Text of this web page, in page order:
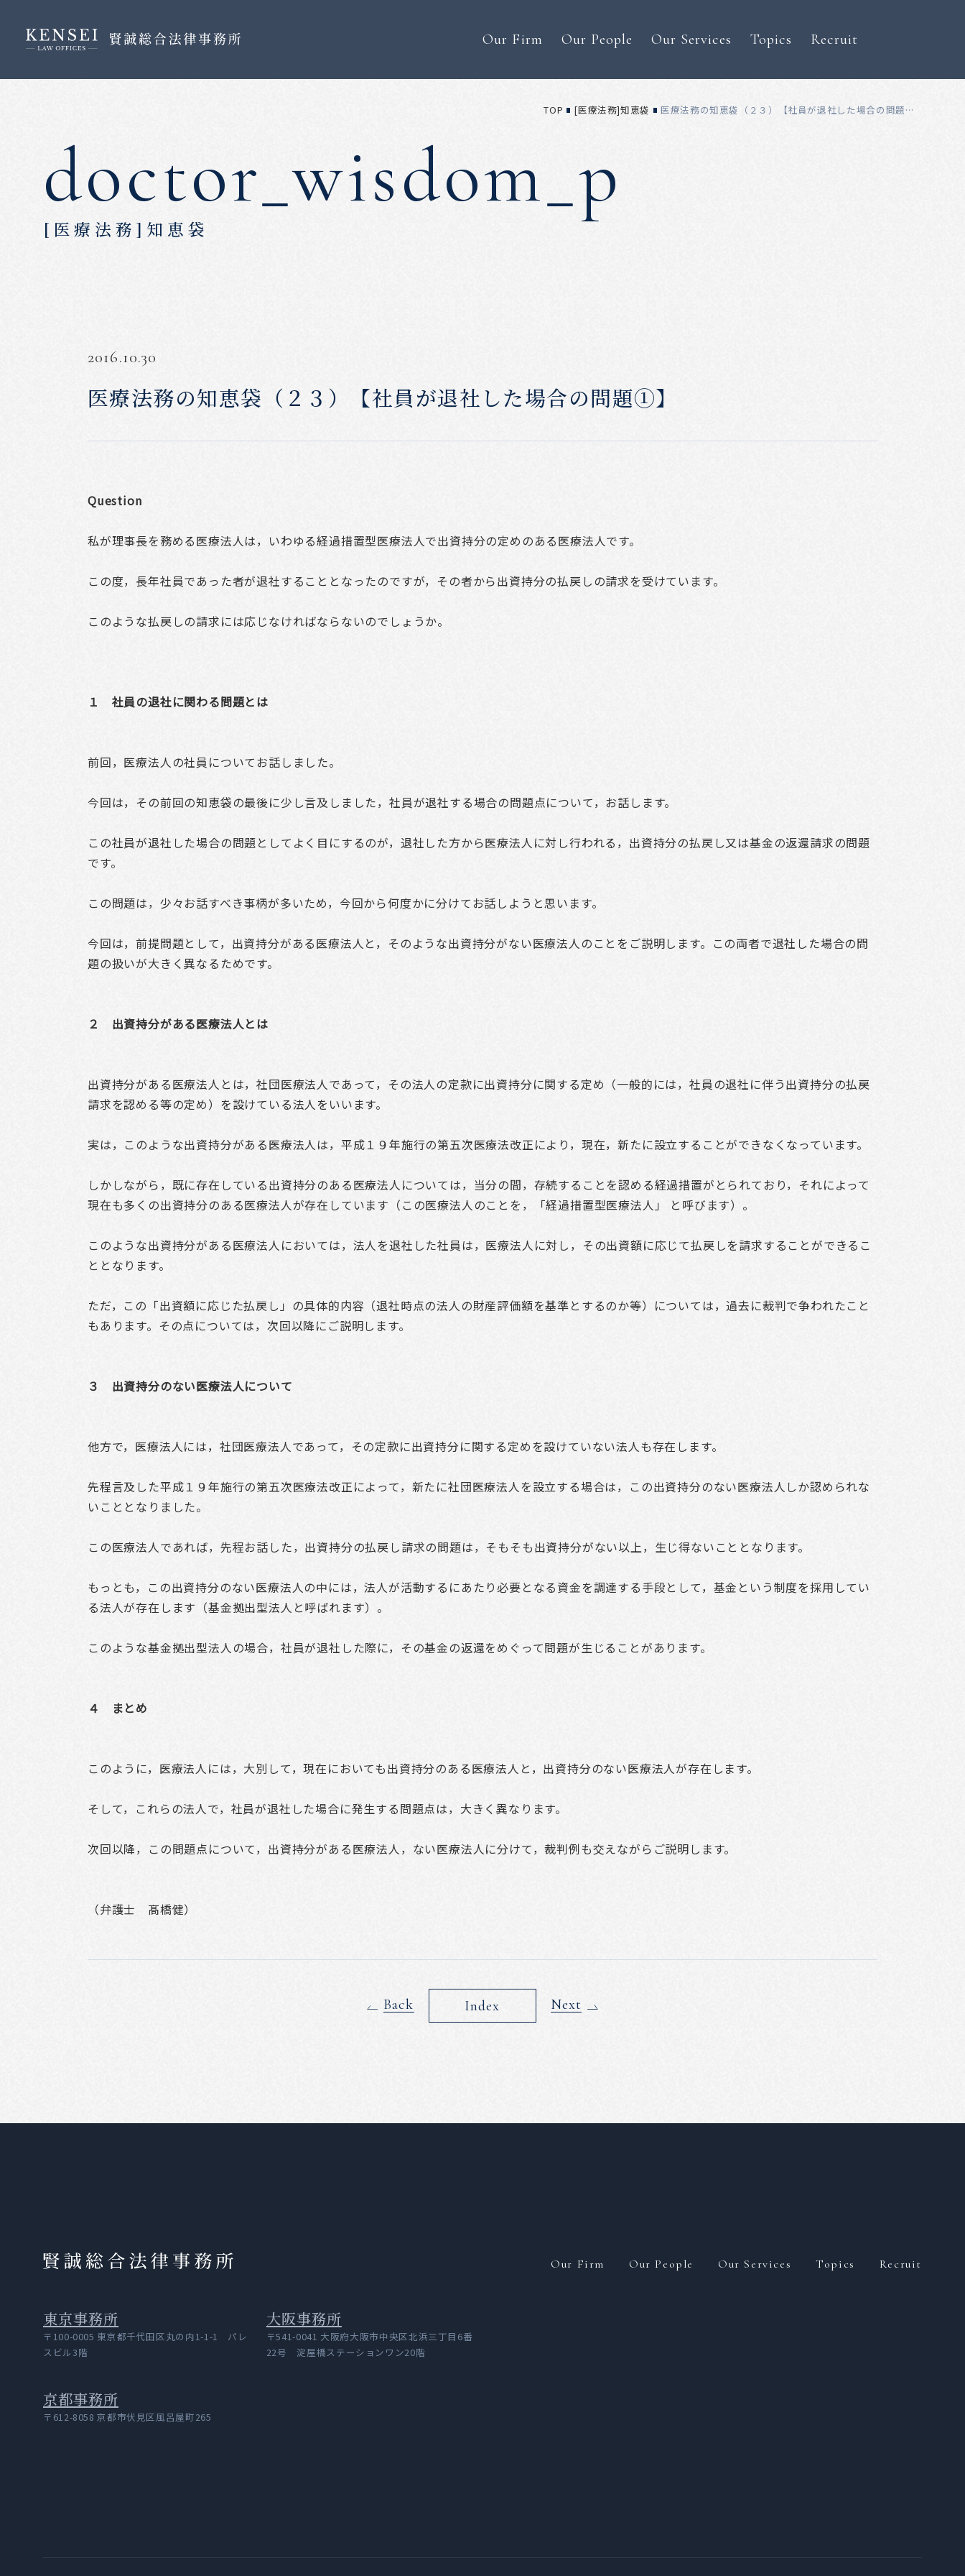
Our Firm Our People Our Services Topics Recruit
TOP [医療法務]知恵袋 医療法務の知恵袋（２３）【社員が退社した場合の問題①】
doctor_wisdom_p
[医療法務]知恵袋
2016.10.30
医療法務の知恵袋（２３）【社員が退社した場合の問題①】
Question
私が理事長を務める医療法人は，いわゆる経過措置型医療法人で出資持分の定めのある医療法人です。
この度，長年社員であった者が退社することとなったのですが，その者から出資持分の払戻しの請求を受けています。
このような払戻しの請求には応じなければならないのでしょうか。
１ 社員の退社に関わる問題とは
前回，医療法人の社員についてお話しました。
今回は，その前回の知恵袋の最後に少し言及しました，社員が退社する場合の問題点について，お話します。
この社員が退社した場合の問題としてよく目にするのが，退社した方から医療法人に対し行われる，出資持分の払戻し又は基金の返還請求の問題
です。
この問題は，少々お話すべき事柄が多いため，今回から何度かに分けてお話しようと思います。
今回は，前提問題として，出資持分がある医療法人と，そのような出資持分がない医療法人のことをご説明します。この両者で退社した場合の問
題の扱いが大きく異なるためです。
２ 出資持分がある医療法人とは
出資持分がある医療法人とは，社団医療法人であって，その法人の定款に出資持分に関する定め（一般的には，社員の退社に伴う出資持分の払戻
請求を認める等の定め）を設けている法人をいいます。
実は，このような出資持分がある医療法人は，平成１９年施行の第五次医療法改正により，現在，新たに設立することができなくなっています。
しかしながら，既に存在している出資持分のある医療法人については，当分の間，存続することを認める経過措置がとられており，それによって
現在も多くの出資持分のある医療法人が存在しています（この医療法人のことを，「経過措置型医療法人」 と呼びます）。
このような出資持分がある医療法人においては，法人を退社した社員は，医療法人に対し，その出資額に応じて払戻しを請求することができるこ
ととなります。
ただ，この「出資額に応じた払戻し」の具体的内容（退社時点の法人の財産評価額を基準とするのか等）については，過去に裁判で争われたこと
もあります。その点については，次回以降にご説明します。
３ 出資持分のない医療法人について
他方で，医療法人には，社団医療法人であって，その定款に出資持分に関する定めを設けていない法人も存在します。
先程言及した平成１９年施行の第五次医療法改正によって，新たに社団医療法人を設立する場合は，この出資持分のない医療法人しか認められな
いこととなりました。
この医療法人であれば，先程お話した，出資持分の払戻し請求の問題は，そもそも出資持分がない以上，生じ得ないこととなります。
もっとも，この出資持分のない医療法人の中には，法人が活動するにあたり必要となる資金を調達する手段として，基金という制度を採用してい
る法人が存在します（基金拠出型法人と呼ばれます）。
このような基金拠出型法人の場合，社員が退社した際に，その基金の返還をめぐって問題が生じることがあります。
４ まとめ
このように，医療法人には，大別して，現在においても出資持分のある医療法人と，出資持分のない医療法人が存在します。
そして，これらの法人で，社員が退社した場合に発生する問題点は，大きく異なります。
次回以降，この問題点について，出資持分がある医療法人，ない医療法人に分けて，裁判例も交えながらご説明します。
（弁護士 髙橋健）
Back Index Next
東京事務所
〒100-0005 東京都千代田区丸の内1-1-1 パレ
スビル3階
大阪事務所
〒541-0041 大阪府大阪市中央区北浜三丁目6番
22号 淀屋橋ステーションワン20階
京都事務所
〒612-8058 京都市伏見区風呂屋町265
Our Firm Our People Our Services Topics Recruit